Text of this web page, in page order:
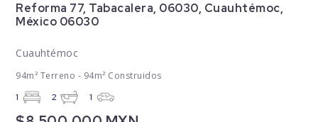
Reforma 77, Tabacalera, 06030, Cuauhtémoc,
México 06030
Cuauhtémoc
94m² Terreno - 94m² Construidos
1 2 1